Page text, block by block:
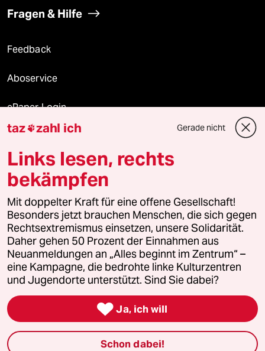
Fragen & Hilfe
Feedback
Aboservice
ePaper Login
Downloads für Abonnierende
© 2026 taz Verlags und Vertriebs GmbH
Alle Rechte vorbehalten. Bei rechtlichen Fragen oder für Genehmigungen
wenden Sie sich bitte an
lizenzen@taz.de
Feedback Redaktionsstatut Kommune-Richtlinien
Leitlinie Informant Datenschutz Impressum AGB
Seitenwende Einwilligungen widerrufen (Ads)
taz zahl ich Gerade nicht
Links lesen, rechts
bekämpfen
Mit doppelter Kraft für eine offene Gesellschaft!
Besonders jetzt brauchen Menschen, die sich gegen
Rechtsextremismus einsetzen, unsere Solidarität.
Daher gehen 50 Prozent der Einnahmen aus
Neuanmeldungen an „Alles beginnt im Zentrum“ –
eine Kampagne, die bedrohte linke Kulturzentren
und Jugendorte unterstützt. Sind Sie dabei?
 Ja, ich will
Schon dabei!